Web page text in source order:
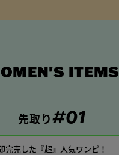
ITEMS
先取り#01
完売した『超』人気ワンピ！